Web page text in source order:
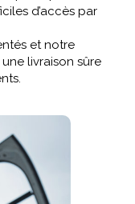
d’accès par
et notre
livraison sûre